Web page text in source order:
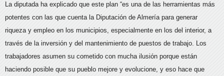
La diputada ha explicado que este plan “es una de las herramientas más
potentes con las que cuenta la Diputación de Almería para generar
riqueza y empleo en los municipios, especialmente en los del interior, a
través de la inversión y del mantenimiento de puestos de trabajo. Los
trabajadores asumen su cometido con mucha ilusión porque están
haciendo posible que su pueblo mejore y evolucione, y eso hace que